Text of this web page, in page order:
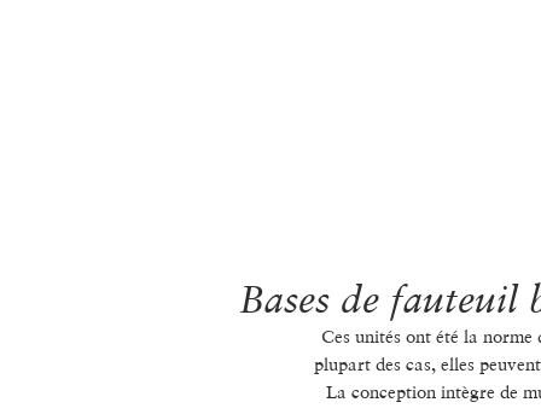
Bases de fauteuil
Ces unités ont été la norme
plupart des cas, elles
La conception intègre de